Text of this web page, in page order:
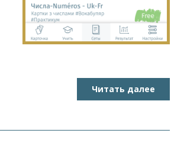
Читать далее